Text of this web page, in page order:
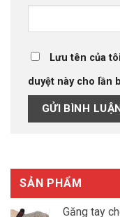
Lưu tên của
duyệt này cho lần
SẢN PHẨM
Găng tay